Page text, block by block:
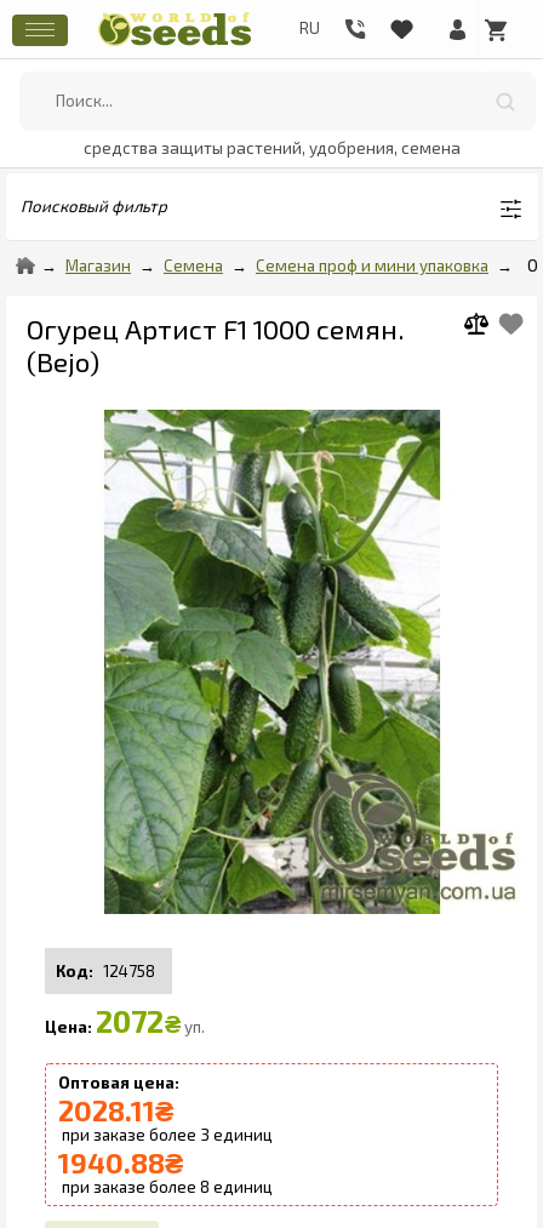
средства защиты растений, удобрения, семена
Поисковый фильтр
Магазин Семена Семена проф и мини упаковка
Огурец Артист F1 1000 семян.
(Bejo)
124758
2072₴ уп.
2028.11₴
3
1940.88₴
8